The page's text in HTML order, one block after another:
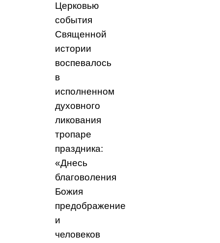
Церковью
события
Священной
истории
воспевалось
в
исполненном
духовного
ликования
тропаре
праздника:
«Днесь
благоволения
Божия
предображение
и
человеков